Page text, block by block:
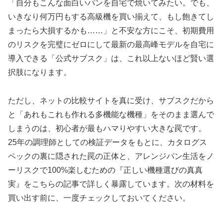
「自分もこんな面白いパンを自宅で焼いてみたい。でも、
いきなり何万円もする高級機を買い揃えて、もし飽きてし
まったら大損するかも……」と不安な方にこそ、初期費用
のリスクを完璧にゼロにして最新の最高峰モデルを自宅に
導入できる「公式サブスク」は、これ以上ないほど賢い選
択肢になります。
ただし、ネットの比較サイトを真に受け、サブスクだから
と「あれもこれも作れる多機能な機種」をそのまま選んで
しまうのは、初心者が最もハマりやすい大きな罠です。
25年の調理師としての検証データをもとに、カタログス
ペックの裏に隠された罠の正体と、アレンジパン生活をノ
ーリスクで100%楽しむための『正しい機種選びの真真
実』をこちらの記事で詳しく暴露しています。次の材料を
買い出す前に、一度チェックしておいてください。